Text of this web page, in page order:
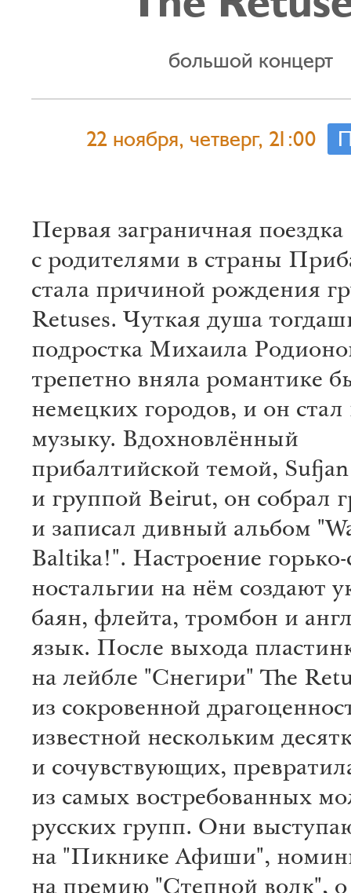
большой концерт
22 ноября, четверг, 21:00
Первая заграничная поездка
с родителями в страны
стала причиной рождения
Retuses. Чуткая душа
подростка Михаила
трепетно вняла романтике
немецких городов, и он стал
музыку. Вдохновлённый
прибалтийской темой, Sufjan
и группой Beirut, он собрал
и записал дивный альбом
Baltika!". Настроение горько-
ностальгии на нём создают
баян, флейта, тромбон и
язык. После выхода
на лейбле "Снегири" The
из сокровенной
известной нескольким
и сочувствующих,
из самых востребованных
русских групп. Они
на "Пикнике Афиши",